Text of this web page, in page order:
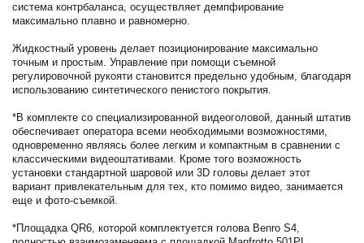
система контрбаланса, осуществляет демпфирование
максимально плавно и равномерно.
Жидкостный уровень делает позиционирование максимально
точным и простым. Управление при помощи съемной
регулировочной рукояти становится предельно удобным, благодаря
использованию синтетического пенистого покрытия.
*В комплекте со специализированной видеоголовой, данный штатив
обеспечивает оператора всеми необходимыми возможностями,
одновременно являясь более легким и компактным в сравнении с
классическими видеоштативами. Кроме того возможность
установки стандартной шаровой или 3D головы делает этот
вариант привлекательным для тех, кто помимо видео, занимается
еще и фото-съемкой.
*Площадка QR6, которой комплектуется голова Benro S4,